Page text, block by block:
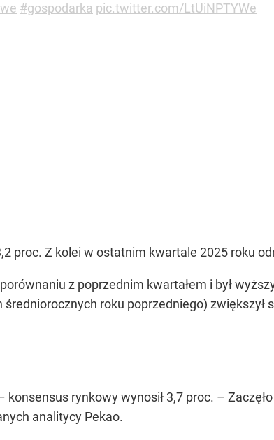
#gospodarka pic.twitter.com/LtUiNPTYWe
proc. Z kolei w ostatnim kwartale 2025 roku
z poprzednim kwartałem i był
roku poprzedniego) zwiększył
rynkowy wynosił 3,7 proc. –
analitycy Pekao.